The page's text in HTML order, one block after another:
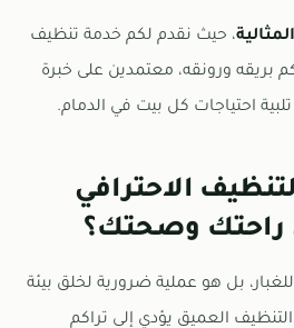
، حيث نقدم لكم خدمة تنظيف
بريقه ورونقه، معتمدين على خبرة
الاحترافي
راحتك وصحتك؟
بل هو عملية ضرورية لخلق بيئة
العميق يؤدي إلى تراكم